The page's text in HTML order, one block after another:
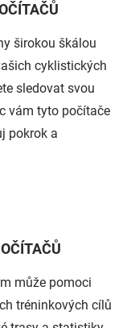
širokou škálou
cyklistických
sledovat svou
vám tyto počítače
pokrok a
může pomoci
tréninkových cílů